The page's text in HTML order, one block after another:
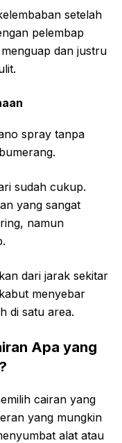
setelah
pelembap
dan justru
spray tanpa
sudah cukup.
yang sangat
namun
dari jarak sekitar
menyebar
di satu area.
Apa yang
cairan yang
yang mungkin
alat atau